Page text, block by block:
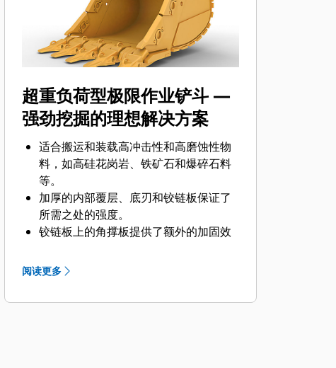
超重负荷型极限作业铲斗 —
强劲挖掘的理想解决方案
适合搬运和装载高冲击性和高磨蚀性物
料，如高硅花岗岩、铁矿石和爆碎石料
等。
加厚的内部覆层、底刃和铰链板保证了
所需之处的强度。
铰链板上的角撑板提供了额外的加固效
采用加长加厚的底刃，增强了严苛应用
借助底刃护罩，保护底刃免受磨损并延
阅读更多